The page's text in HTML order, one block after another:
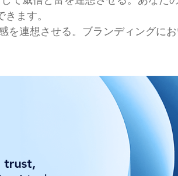
ます。
を連想させる。ブランディングに